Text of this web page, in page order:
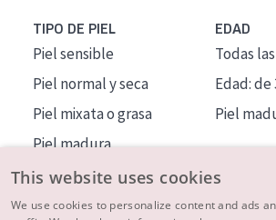
TIPO DE PIEL
Piel sensible
Piel normal y seca
Piel mixata o grasa
Piel madura
Piel expuesta al sol
Piel menopáusica
EDAD
Todas
Edad: de
Piel
This website uses cookies
We use cookies to personalize content and ads